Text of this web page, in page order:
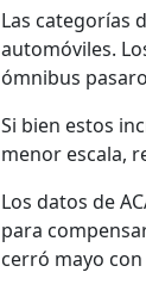
Las categorías
automóviles.
ómnibus
Si bien estos
menor escala,
Los datos de
para
cerró mayo